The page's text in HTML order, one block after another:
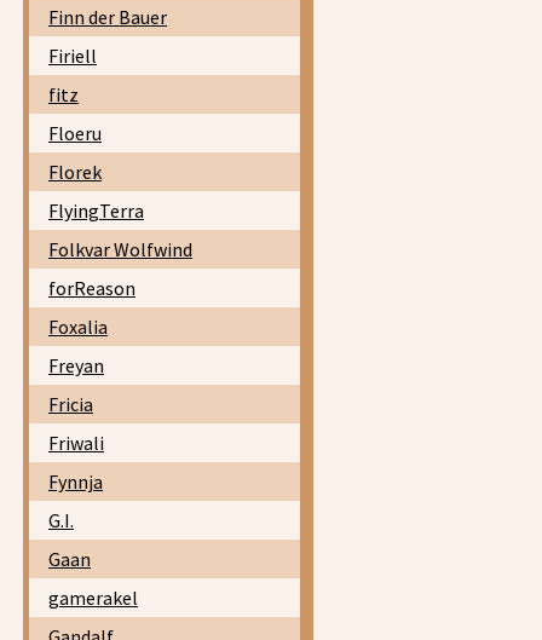
Finn der Bauer
Firiell
fitz
Floeru
Florek
FlyingTerra
Folkvar Wolfwind
forReason
Foxalia
Freyan
Fricia
Friwali
Fynnja
G.I.
Gaan
gamerakel